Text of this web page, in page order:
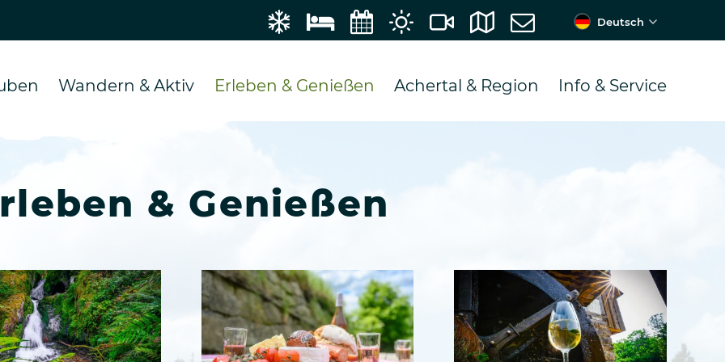
Deutsch
Wandern & Aktiv Erleben & Genießen Achertal & Region Info & Service
& Genießen